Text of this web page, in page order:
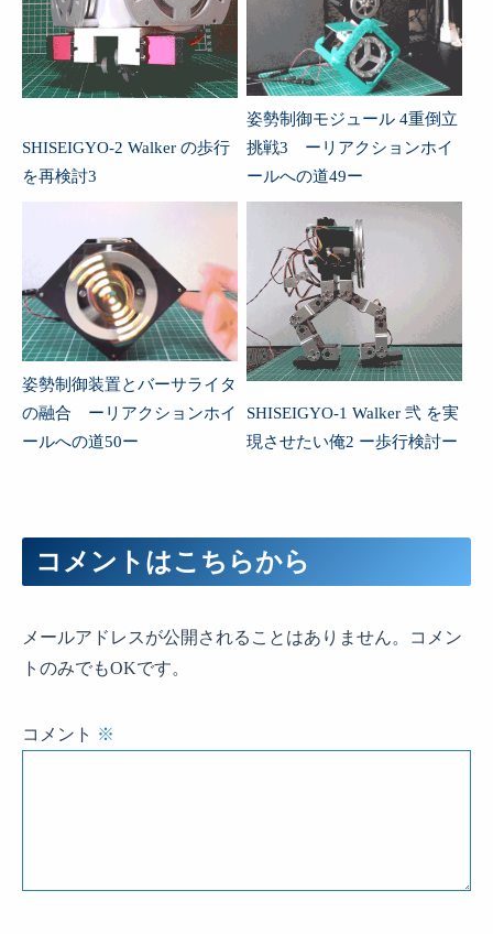
SHISEIGYO-2 Walker の歩行
を再検討3
姿勢制御モジュール 4重倒立
挑戦3 ーリアクションホイ
ールへの道49ー
姿勢制御装置とバーサライタ
の融合 ーリアクションホイ
ールへの道50ー
SHISEIGYO-1 Walker 弐 を実
現させたい俺2 ー歩行検討ー
コメントはこちらから
メールアドレスが公開されることはありません。コメン
トのみでもOKです。
コメント ※